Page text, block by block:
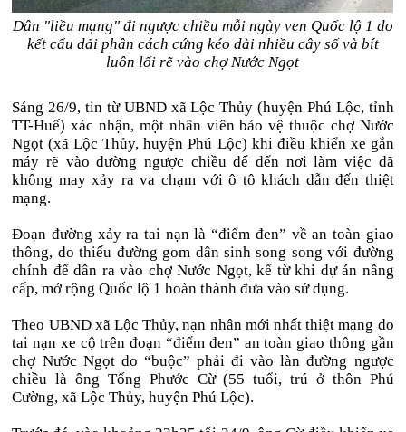
Dân "liều mạng" đi ngược chiều mỗi ngày ven Quốc lộ 1 do
kết cấu dải phân cách cứng kéo dài nhiều cây số và bít
luôn lối rẽ vào chợ Nước Ngọt
Sáng 26/9, tin từ UBND xã Lộc Thủy (huyện Phú Lộc, tỉnh
TT-Huế) xác nhận, một nhân viên bảo vệ thuộc chợ Nước
Ngọt (xã Lộc Thủy, huyện Phú Lộc) khi điều khiển xe gắn
máy rẽ vào đường ngược chiều để đến nơi làm việc đã
không may xảy ra va chạm với ô tô khách dẫn đến thiệt
mạng.
Đoạn đường xảy ra tai nạn là “điểm đen” về an toàn giao
thông, do thiếu đường gom dân sinh song song với đường
chính để dân ra vào chợ Nước Ngọt, kể từ khi dự án nâng
cấp, mở rộng Quốc lộ 1 hoàn thành đưa vào sử dụng.
Theo UBND xã Lộc Thủy, nạn nhân mới nhất thiệt mạng do
tai nạn xe cộ trên đoạn “điểm đen” an toàn giao thông gần
chợ Nước Ngọt do “buộc” phải đi vào làn đường ngược
chiều là ông Tống Phước Cừ (55 tuổi, trú ở thôn Phú
Cường, xã Lộc Thủy, huyện Phú Lộc).